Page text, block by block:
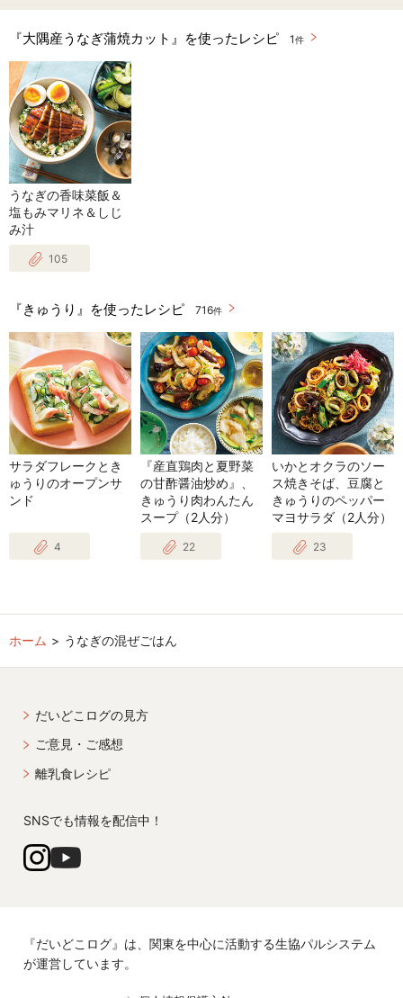
『大隅産うなぎ蒲焼カット』を使ったレシピ 1 件
うなぎの香味菜飯＆
塩もみマリネ＆しじ
み汁
105
『きゅうり』を使ったレシピ 716件
サラダフレークとき
ゅうりのオープンサ
ンド
4
『産直鶏肉と夏野菜
の甘酢醤油炒め』、
きゅうり肉わんたん
スープ（2人分）
22
いかとオクラのソー
ス焼きそば、豆腐と
きゅうりのペッパー
マヨサラダ（2人分）
23
ホーム うなぎの混ぜごはん
だいどこログの見方
ご意見・ご感想
離乳食レシピ
SNSでも情報を配信中！
『だいどこログ』は、関東を中心に活動する生協パルシステム
が運営しています。